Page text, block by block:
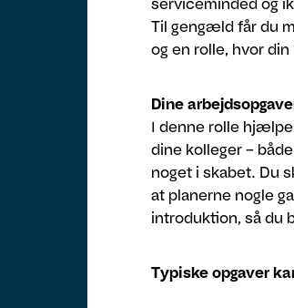
serviceminded og
Til gengæld får du
og en rolle, hvor
Dine
I denne rolle
dine kolleger –
noget i skabet. Du
at planerne nogle
introduktion, så du
Typiske opgaver